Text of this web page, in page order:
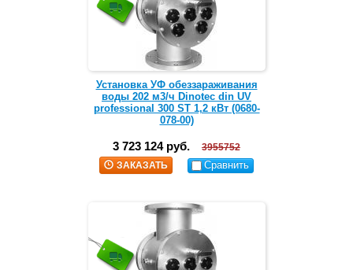
Установка УФ обеззараживания
воды 202 м3/ч Dinotec din UV
professional 300 ST 1,2 кВт (0680-
078-00)
3 723 124 руб.
3955752
ЗАКАЗАТЬ
Сравнить